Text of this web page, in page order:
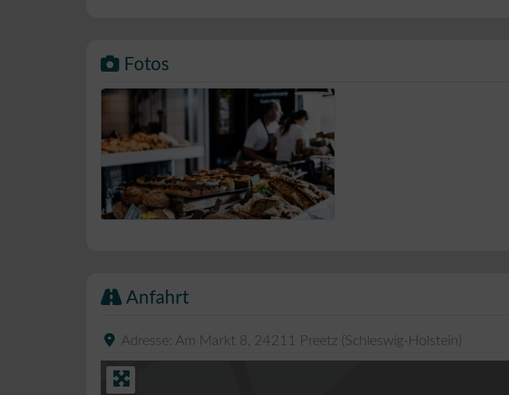
Fotos
Bäckerei Musterbild
Anfahrt
Adresse: Am Markt 8 , 24211 Preetz (Schleswig-Holstein )